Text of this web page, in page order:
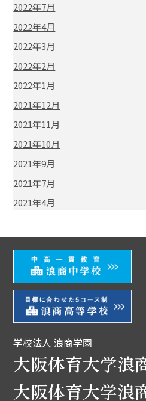
2022年7月
2022年4月
2022年3月
2022年2月
2022年1月
2021年12月
2021年11月
2021年10月
2021年9月
2021年7月
2021年4月
学校法人 浪商学園
大阪体育大学浪
大阪体育大学浪